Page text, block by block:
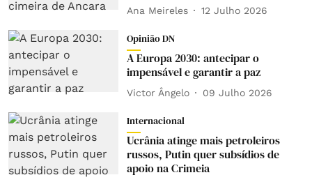
Ana Meireles 12 Julho 2026
Opinião DN
A Europa 2030: antecipar o
impensável e garantir a paz
Victor Ângelo 09 Julho 2026
Internacional
Ucrânia atinge mais petroleiros
russos, Putin quer subsídios de
apoio na Crimeia